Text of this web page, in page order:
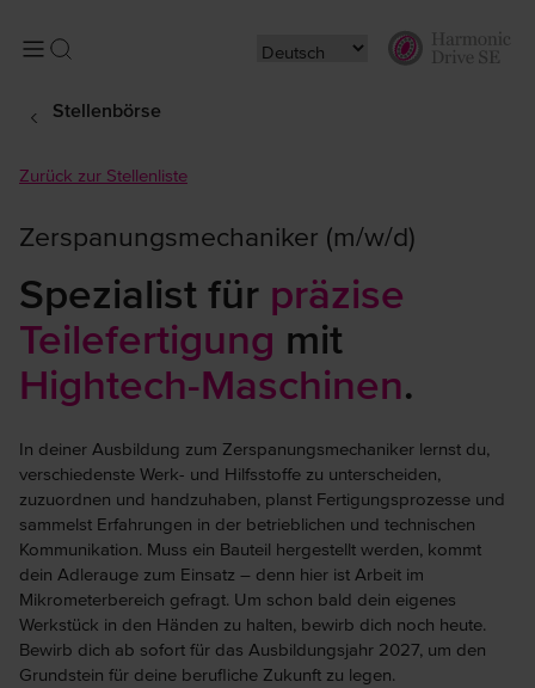
Stellenbörse
Zurück zur Stellenliste
Zerspanungsmechaniker (m/w/d)
Spezialist für präzise
Teilefertigung mit
Hightech-Maschinen.
In deiner Ausbildung zum Zerspanungsmechaniker lernst du,
verschiedenste Werk- und Hilfsstoffe zu unterscheiden,
zuzuordnen und handzuhaben, planst Fertigungsprozesse und
sammelst Erfahrungen in der betrieblichen und technischen
Kommunikation. Muss ein Bauteil hergestellt werden, kommt
dein Adlerauge zum Einsatz – denn hier ist Arbeit im
Mikrometerbereich gefragt. Um schon bald dein eigenes
Werkstück in den Händen zu halten, bewirb dich noch heute.
Bewirb dich ab sofort für das Ausbildungsjahr 2027, um den
Grundstein für deine berufliche Zukunft zu legen.